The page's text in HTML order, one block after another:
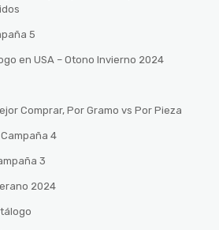
5
en USA – Otono Invierno 2024
Comprar, Por Gramo vs Por Pieza
4
3
2024